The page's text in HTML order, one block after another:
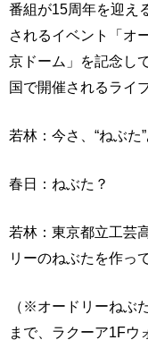
番組が15周年を迎え
されるイベント「オ
京ドーム」を記念し
国で開催されるライ
若林：今さ、“ねぶた
春日：ねぶた？
若林：東京都立工芸
リーのねぶたを作っ
（※オードリーねぶ
まで、ラクーア1Fウ